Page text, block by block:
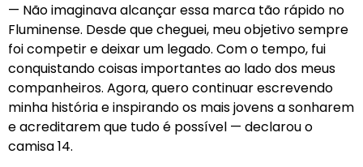
— Não imaginava alcançar essa marca tão rápido no
Fluminense. Desde que cheguei, meu objetivo sempre
foi competir e deixar um legado. Com o tempo, fui
conquistando coisas importantes ao lado dos meus
companheiros. Agora, quero continuar escrevendo
minha história e inspirando os mais jovens a sonharem
e acreditarem que tudo é possível — declarou o
camisa 14.